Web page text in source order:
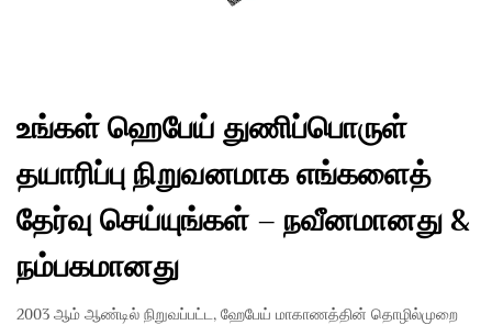
உங்கள் ஹெபேய் துணிப்பொருள்
தயாரிப்பு நிறுவனமாக எங்களைத்
தேர்வு செய்யுங்கள் – நவீனமானது &
நம்பகமானது
2003 ஆம் ஆண்டில் நிறுவப்பட்ட, ஹேபேய் மாகாணத்தின் தொழில்முறை